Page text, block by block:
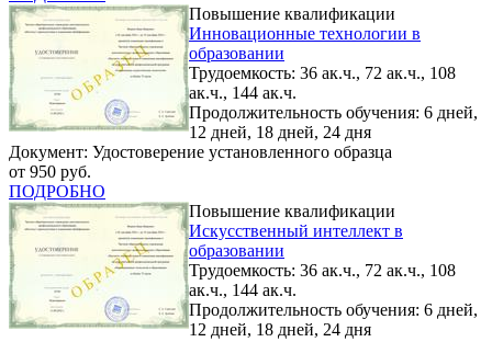
Повышение квалификации
Инновационные технологии в
образовании
Трудоемкость: 36 ак.ч., 72 ак.ч., 108
ак.ч., 144 ак.ч.
Продолжительность обучения: 6 дней,
12 дней, 18 дней, 24 дня
Документ: Удостоверение установленного образца
от 950 руб.
ПОДРОБНО
Повышение квалификации
Искусственный интеллект в
образовании
Трудоемкость: 36 ак.ч., 72 ак.ч., 108
ак.ч., 144 ак.ч.
Продолжительность обучения: 6 дней,
12 дней, 18 дней, 24 дня